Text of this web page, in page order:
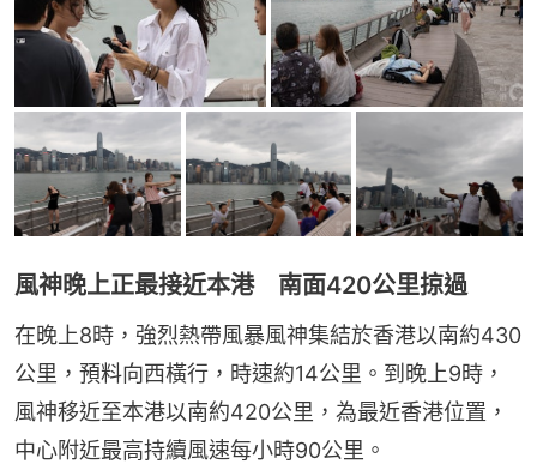
風神晚上正最接近本港 南面420公里掠過
在晚上8時，強烈熱帶風暴風神集結於香港以南約430
公里，預料向西橫行，時速約14公里。到晚上9時，
風神移近至本港以南約420公里，為最近香港位置，
中心附近最高持續風速每小時90公里。